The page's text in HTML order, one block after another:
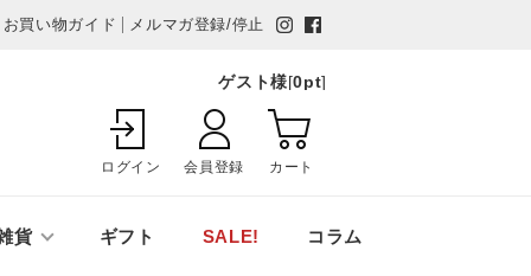
お買い物ガイド メルマガ登録/停止
ゲスト様[0pt]
ログイン 会員登録 カート
貨 ギフト SALE! コラム